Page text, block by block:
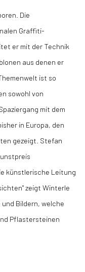
Die
Graffiti-
er mit der Technik
aus denen er
ist so
sowohl von
mit dem
in Europa, den
gezeigt. Stefan
künstlerische Leitung
zeigt Winterle
Bildern, welche
Pflastersteinen